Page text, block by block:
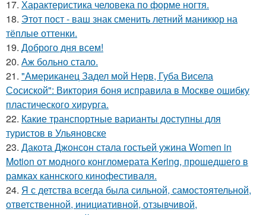
17. Характеристика человека по форме ногтя.
18. Этот пост - ваш знак сменить летний маникюр на
тёплые оттенки.
19. Доброго дня всем!
20. Аж больно стало.
21. "Американец Задел мой Нерв, Губа Висела
Сосиской": Виктория боня исправила в Москве ошибку
пластического хирурга.
22. Какие транспортные варианты доступны для
туристов в Ульяновске
23. Дакота Джонсон стала гостьей ужина Women in
Motion от модного конгломерата Kering, прошедшего в
рамках каннского кинофестиваля.
24. Я с детства всегда была сильной, самостоятельной,
ответственной, инициативной, отзывчивой,